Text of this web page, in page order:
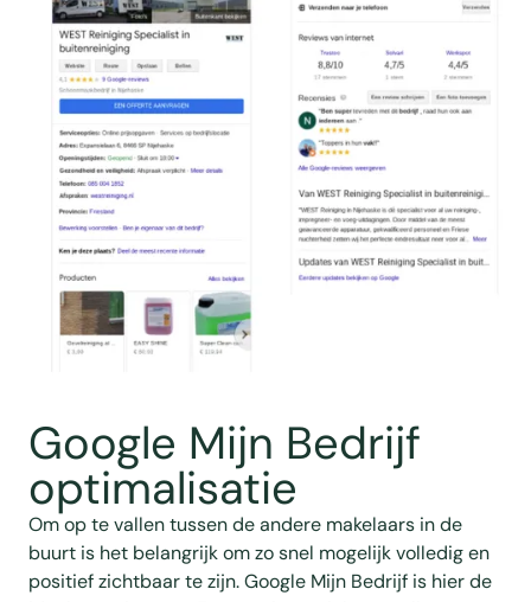
Google Mijn Bedrijf
optimalisatie
Om op te vallen tussen de andere makelaars in de
buurt is het belangrijk om zo snel mogelijk volledig en
positief zichtbaar te zijn. Google Mijn Bedrijf is hier de